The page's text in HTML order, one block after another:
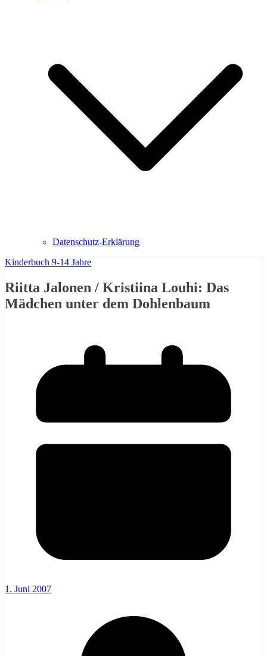
Datenschutz-Erklärung
Kinderbuch 9-14 Jahre
Riitta Jalonen / Kristiina Louhi: Das
Mädchen unter dem Dohlenbaum
1. Juni 2007